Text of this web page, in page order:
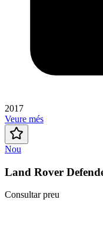
2017
Veure més
Nou
Land Rover
Consultar preu